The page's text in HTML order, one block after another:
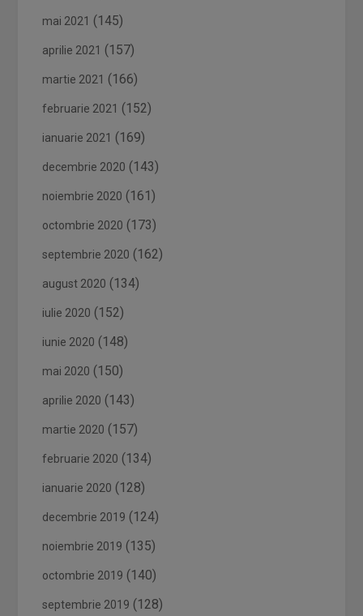
mai 2021 (145)
aprilie 2021 (157)
martie 2021 (166)
februarie 2021 (152)
ianuarie 2021 (169)
decembrie 2020 (143)
noiembrie 2020 (161)
octombrie 2020 (173)
septembrie 2020 (162)
august 2020 (134)
iulie 2020 (152)
iunie 2020 (148)
mai 2020 (150)
aprilie 2020 (143)
martie 2020 (157)
februarie 2020 (134)
ianuarie 2020 (128)
decembrie 2019 (124)
noiembrie 2019 (135)
octombrie 2019 (140)
septembrie 2019 (128)